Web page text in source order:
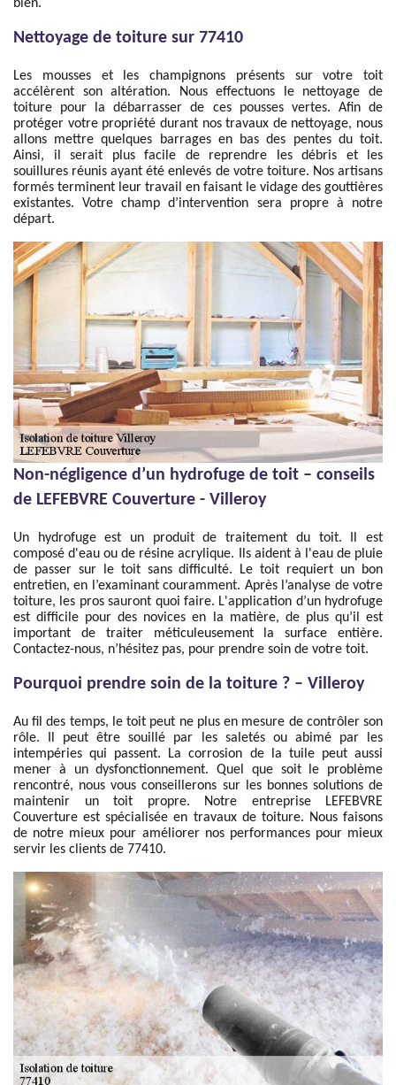
bien.
Nettoyage de toiture sur 77410
Les mousses et les champignons présents sur votre toit
accélèrent son altération. Nous effectuons le nettoyage de
toiture pour la débarrasser de ces pousses vertes. Afin de
protéger votre propriété durant nos travaux de nettoyage, nous
allons mettre quelques barrages en bas des pentes du toit.
Ainsi, il serait plus facile de reprendre les débris et les
souillures réunis ayant été enlevés de votre toiture. Nos artisans
formés terminent leur travail en faisant le vidage des gouttières
existantes. Votre champ d’intervention sera propre à notre
départ.
Non-négligence d’un hydrofuge de toit – conseils
de LEFEBVRE Couverture - Villeroy
Un hydrofuge est un produit de traitement du toit. Il est
composé d'eau ou de résine acrylique. Ils aident à l'eau de pluie
de passer sur le toit sans difficulté. Le toit requiert un bon
entretien, en l’examinant couramment. Après l’analyse de votre
toiture, les pros sauront quoi faire. L'application d’un hydrofuge
est difficile pour des novices en la matière, de plus qu’il est
important de traiter méticuleusement la surface entière.
Contactez-nous, n’hésitez pas, pour prendre soin de votre toit.
Pourquoi prendre soin de la toiture ? – Villeroy
Au fil des temps, le toit peut ne plus en mesure de contrôler son
rôle. Il peut être souillé par les saletés ou abimé par les
intempéries qui passent. La corrosion de la tuile peut aussi
mener à un dysfonctionnement. Quel que soit le problème
rencontré, nous vous conseillerons sur les bonnes solutions de
maintenir un toit propre. Notre entreprise LEFEBVRE
Couverture est spécialisée en travaux de toiture. Nous faisons
de notre mieux pour améliorer nos performances pour mieux
servir les clients de 77410.